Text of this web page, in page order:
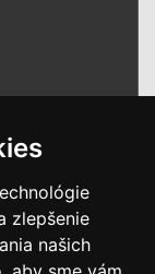
zlepšenie
našich